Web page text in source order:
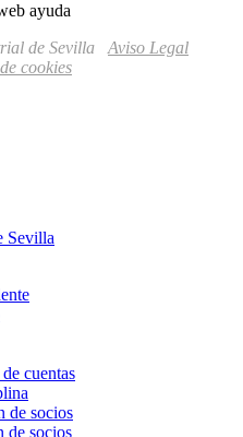
de Sevilla Aviso Legal
cookies
cuentas
de socios
de socios